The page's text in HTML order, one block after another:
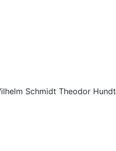
Schmidt Theodor Hundt